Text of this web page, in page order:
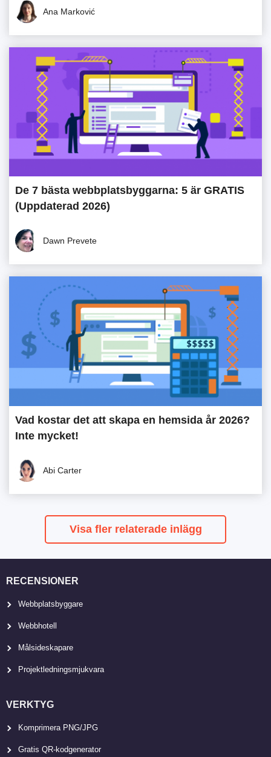
Ana Marković
De 7 bästa webbplatsbyggarna: 5 är GRATIS
(Uppdaterad 2026)
Dawn Prevete
Vad kostar det att skapa en hemsida år 2026?
Inte mycket!
Abi Carter
Visa fler relaterade inlägg
RECENSIONER
Webbplatsbyggare
Webbhotell
Målsideskapare
Projektledningsmjukvara
VERKTYG
Komprimera PNG/JPG
Gratis QR-kodgenerator